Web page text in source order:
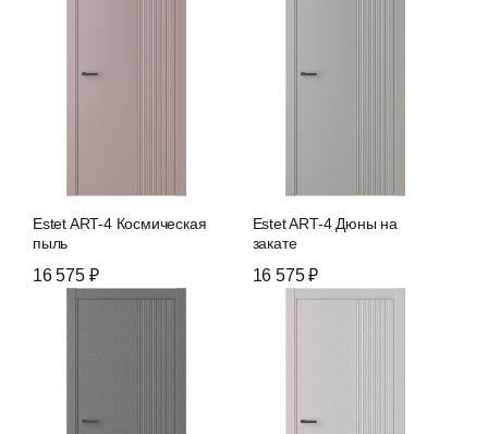
Estet ART-4 Космическая
пыль
16 575 ₽
Estet ART-4 Дюны на
закате
16 575 ₽